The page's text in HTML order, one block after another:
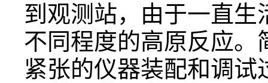
到观测站，由于一直
不同程度的高原反应
紧张的仪器装配和调